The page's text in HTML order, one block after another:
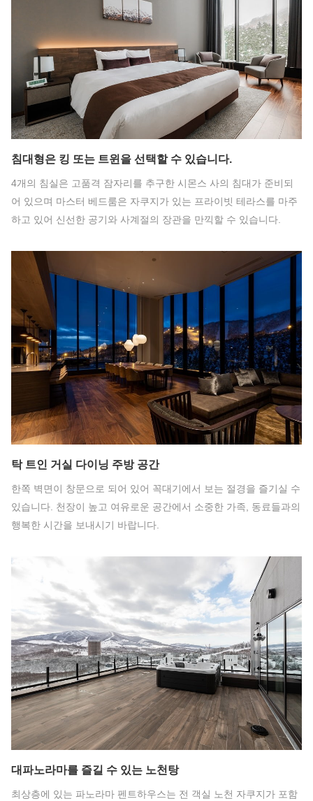
침대형은 킹 또는 트윈을 선택할 수 있습니다.
4개의 침실은 고품격 잠자리를 추구한 시몬스 사의 침대가 준비되
어 있으며 마스터 베드룸은 자쿠지가 있는 프라이빗 테라스를 마주
하고 있어 신선한 공기와 사계절의 장관을 만끽할 수 있습니다.
탁 트인 거실 다이닝 주방 공간
한쪽 벽면이 창문으로 되어 있어 꼭대기에서 보는 절경을 즐기실 수
있습니다. 천장이 높고 여유로운 공간에서 소중한 가족, 동료들과의
행복한 시간을 보내시기 바랍니다.
대파노라마를 즐길 수 있는 노천탕
최상층에 있는 파노라마 펜트하우스는 전 객실 노천 자쿠지가 포함